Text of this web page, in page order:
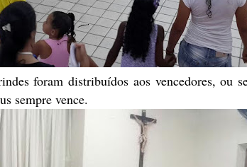
foram distribuídos aos vencedores, ou
sempre vence.